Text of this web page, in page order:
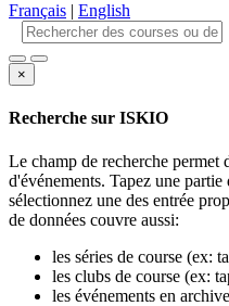
Français | English
×
Recherche sur ISKIO
Le champ de recherche permet
d'événements. Tapez une
sélectionnez une des entrée
de données couvre aussi:
les séries de course (ex:
les clubs de course (ex:
les événements en